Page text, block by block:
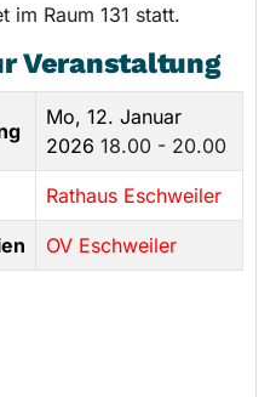
im Raum 131 statt.
Veranstaltung
Mo, 12. Januar
2026 18.00 - 20.00
Rathaus Eschweiler
OV Eschweiler